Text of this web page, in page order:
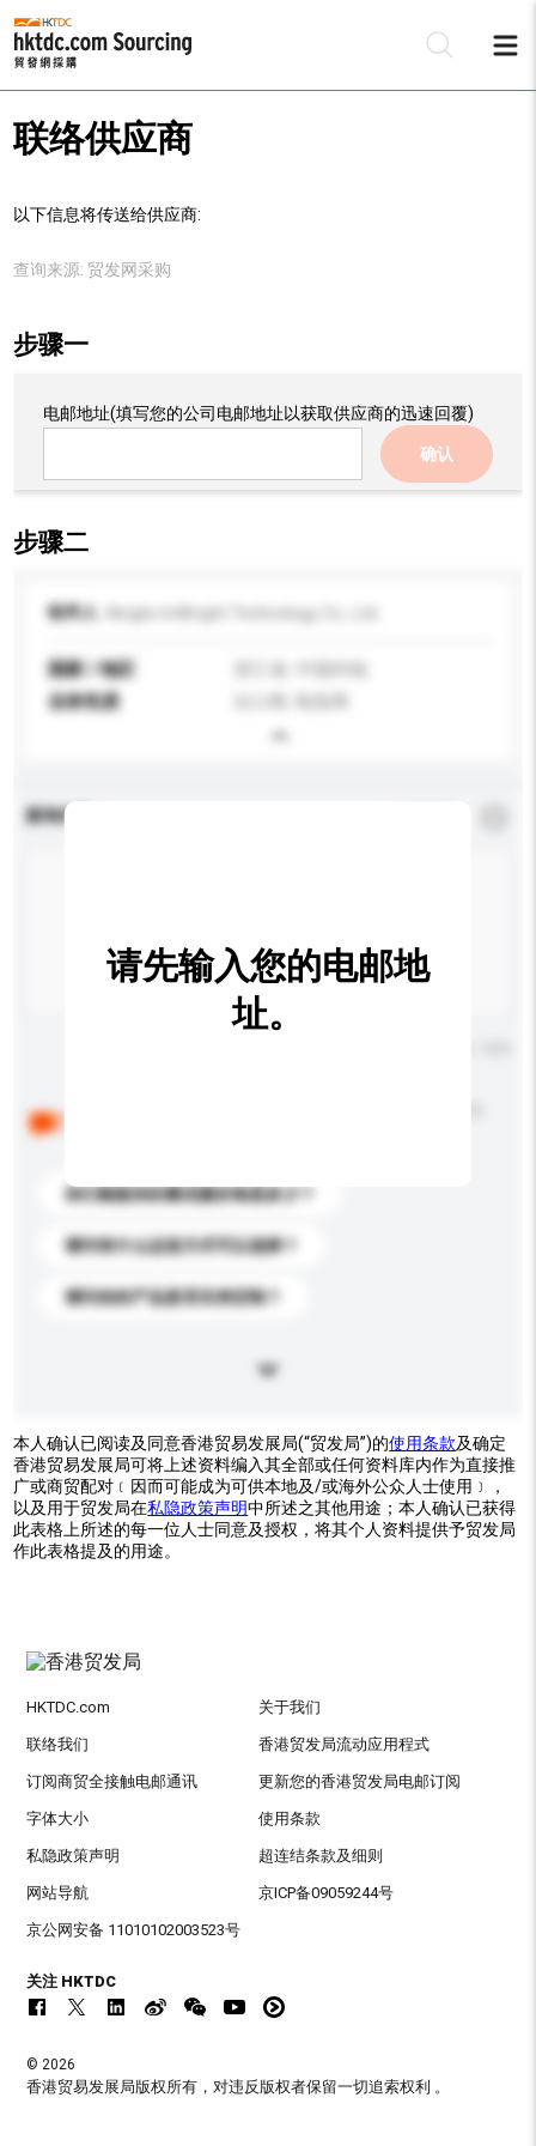
联络供应商
以下信息将传送给供应商:
查询来源: 贸发网采购
步骤一
电邮地址(填写您的公司电邮地址以获取供应商的迅速回覆)
确认
步骤二
收件人
国家 / 地区
业务性质
查询内容
你们能提供的最优惠价格是多少？
请问有什么运送方式可以选择？
请问你的产品是否支持定制？
请先输入您的电邮地
址。
本人确认已阅读及同意香港贸易发展局(“贸发局”)的使用条款及确定
香港贸易发展局可将上述资料编入其全部或任何资料库内作为直接推
广或商贸配对﹝因而可能成为可供本地及/或海外公众人士使用﹞，
以及用于贸发局在私隐政策声明中所述之其他用途；本人确认已获得
此表格上所述的每一位人士同意及授权，将其个人资料提供予贸发局
作此表格提及的用途。
HKTDC.com 关于我们
联络我们 香港贸发局流动应用程式
订阅商贸全接触电邮通讯 更新您的香港贸发局电邮订阅
字体大小 使用条款
私隐政策声明 超连结条款及细则
网站导航 京ICP备09059244号
京公网安备 11010102003523号
关注 HKTDC
© 2026
香港贸易发展局版权所有，对违反版权者保留一切追索权利 。